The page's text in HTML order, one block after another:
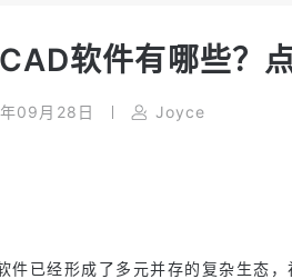
软件有哪些？点
09月28日 Joyce
件已经形成了多元并存的复杂生态